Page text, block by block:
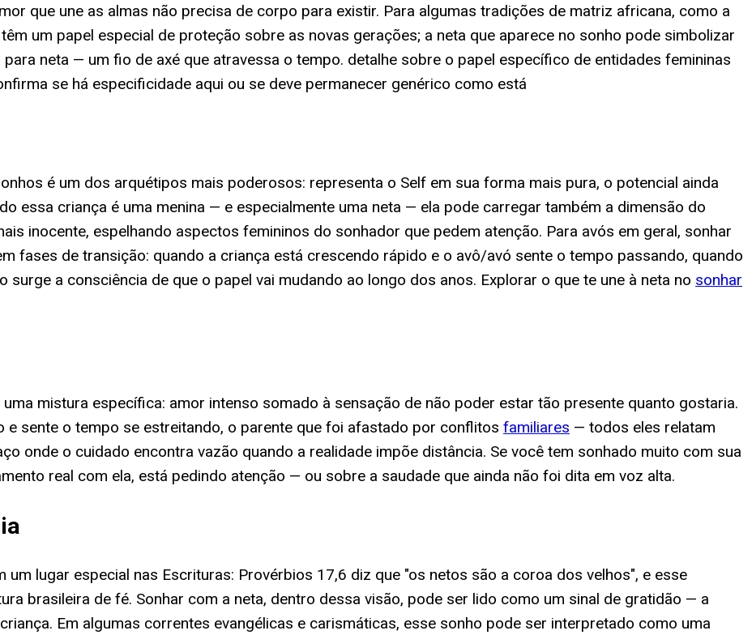
que une as almas não precisa de corpo para existir. Para algumas tradições de matriz africana, como a
um papel especial de proteção sobre as novas gerações; a neta que aparece no sonho pode simbolizar
neta — um fio de axé que atravessa o tempo. detalhe sobre o papel específico de entidades femininas
se há especificidade aqui ou se deve permanecer genérico como está
é um dos arquétipos mais poderosos: representa o Self em sua forma mais pura, o potencial ainda
essa criança é uma menina — e especialmente uma neta — ela pode carregar também a dimensão do
inocente, espelhando aspectos femininos do sonhador que pedem atenção. Para avós em geral, sonhar
fases de transição: quando a criança está crescendo rápido e o avô/avó sente o tempo passando, quando
a consciência de que o papel vai mudando ao longo dos anos. Explorar o que te une à neta no sonhar
mistura específica: amor intenso somado à sensação de não poder estar tão presente quanto gostaria.
e sente o tempo se estreitando, o parente que foi afastado por conflitos familiares — todos eles relatam
onde o cuidado encontra vazão quando a realidade impõe distância. Se você tem sonhado muito com sua
real com ela, está pedindo atenção — ou sobre a saudade que ainda não foi dita em voz alta.
lugar especial nas Escrituras: Provérbios 17,6 diz que "os netos são a coroa dos velhos", e esse
brasileira de fé. Sonhar com a neta, dentro dessa visão, pode ser lido como um sinal de gratidão — a
Em algumas correntes evangélicas e carismáticas, esse sonho pode ser interpretado como uma